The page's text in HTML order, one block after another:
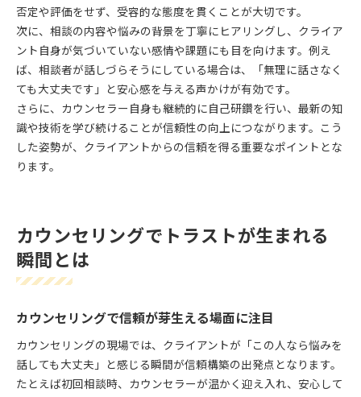
否定や評価をせず、受容的な態度を貫くことが大切です。
次に、相談の内容や悩みの背景を丁寧にヒアリングし、クライア
ント自身が気づいていない感情や課題にも目を向けます。例え
ば、相談者が話しづらそうにしている場合は、「無理に話さなく
ても大丈夫です」と安心感を与える声かけが有効です。
さらに、カウンセラー自身も継続的に自己研鑽を行い、最新の知
識や技術を学び続けることが信頼性の向上につながります。こう
した姿勢が、クライアントからの信頼を得る重要なポイントとな
ります。
カウンセリングでトラストが生まれる
瞬間とは
カウンセリングで信頼が芽生える場面に注目
カウンセリングの現場では、クライアントが「この人なら悩みを
話しても大丈夫」と感じる瞬間が信頼構築の出発点となります。
たとえば初回相談時、カウンセラーが温かく迎え入れ、安心して